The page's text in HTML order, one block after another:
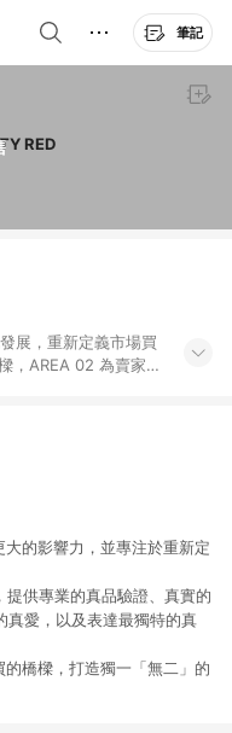
筆記
RED
展，重新定義市場買
，AREA 02 為賣家提
的影響力，並專注於重新定
供專業的真品驗證、真實的
真愛，以及表達最獨特的真
橋樑，打造獨一「無二」的